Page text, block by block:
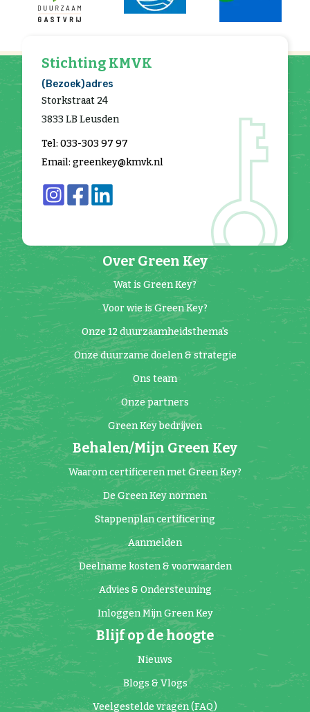
Over Green Key
Wat is Green Key?
Voor wie is Green Key?
Onze 12 duurzaamheidsthema's
Onze duurzame doelen & strategie
Ons team
Onze partners
Green Key bedrijven
Behalen/Mijn Green Key
Waarom certificeren met Green Key?
De Green Key normen
Stappenplan certificering
Aanmelden
Deelname kosten & voorwaarden
Advies & Ondersteuning
Inloggen Mijn Green Key
Blijf op de hoogte
Nieuws
Blogs & Vlogs
Veelgestelde vragen (FAQ)
Stichting KMVK
(Bezoek)adres
Storkstraat 24
3833 LB Leusden
Tel: 033-303 97 97
Email: greenkey@kmvk.nl